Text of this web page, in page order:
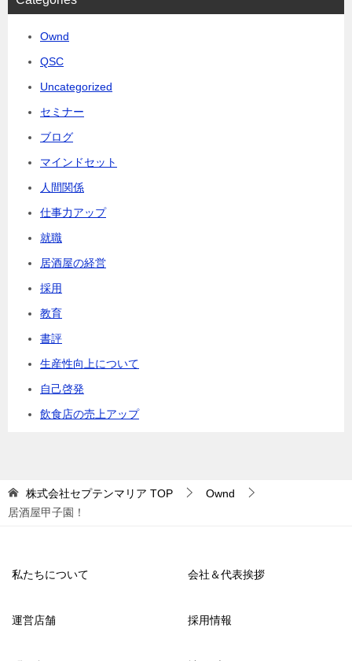
Ownd
QSC
Uncategorized
セミナー
ブログ
マインドセット
人間関係
仕事力アップ
就職
居酒屋の経営
採用
教育
書評
生産性向上について
自己啓発
飲食店の売上アップ
株式会社セプテンマリア TOP
Ownd
居酒屋甲子園！
私たちについて 会社＆代表挨拶
運営店舗 採用情報